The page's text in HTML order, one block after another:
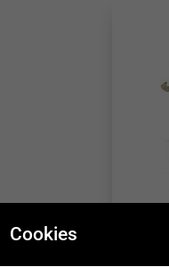
Cookies